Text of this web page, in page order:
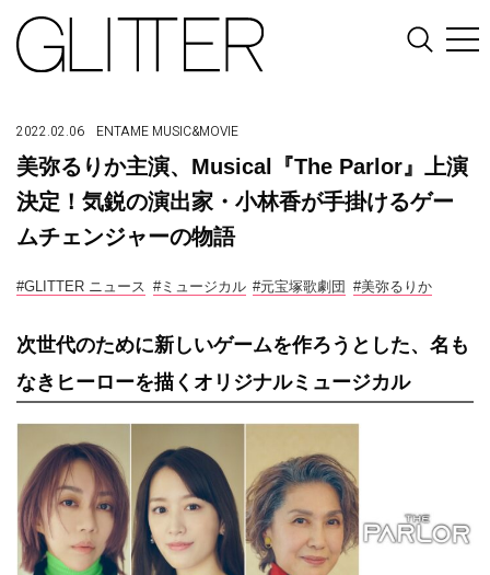
2022.02.06 ENTAME MUSIC&MOVIE
美弥るりか主演、Musical『The Parlor』上演
決定！気鋭の演出家・小林香が手掛けるゲー
ムチェンジャーの物語
#GLITTER ニュース #ミュージカル #元宝塚歌劇団 #美弥るりか
次世代のために新しいゲームを作ろうとした、名も
なきヒーローを描くオリジナルミュージカル